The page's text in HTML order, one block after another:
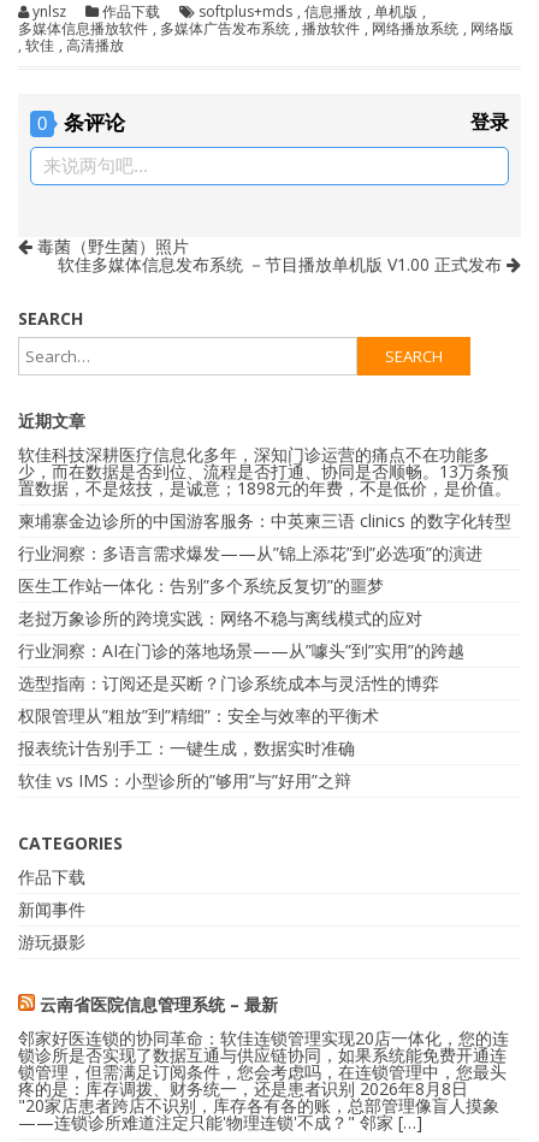
ynlsz 作品下载 softplus+mds , 信息播放 , 单机版 ,
多媒体信息播放软件 , 多媒体广告发布系统 , 播放软件 , 网络播放系统 , 网络版
, 软佳 , 高清播放
0 条评论 登录
来说两句吧...
毒菌（野生菌）照片
软佳多媒体信息发布系统 －节目播放单机版 V1.00 正式发布
SEARCH
近期文章
软佳科技深耕医疗信息化多年，深知门诊运营的痛点不在功能多
少，而在数据是否到位、流程是否打通、协同是否顺畅。13万条预
置数据，不是炫技，是诚意；1898元的年费，不是低价，是价值。
柬埔寨金边诊所的中国游客服务：中英柬三语 clinics 的数字化转型
行业洞察：多语言需求爆发——从”锦上添花”到”必选项”的演进
医生工作站一体化：告别”多个系统反复切”的噩梦
老挝万象诊所的跨境实践：网络不稳与离线模式的应对
行业洞察：AI在门诊的落地场景——从”噱头”到”实用”的跨越
选型指南：订阅还是买断？门诊系统成本与灵活性的博弈
权限管理从”粗放”到”精细”：安全与效率的平衡术
报表统计告别手工：一键生成，数据实时准确
软佳 vs IMS：小型诊所的”够用”与”好用”之辩
CATEGORIES
作品下载
新闻事件
游玩摄影
云南省医院信息管理系统 – 最新
邻家好医连锁的协同革命：软佳连锁管理实现20店一体化，您的连
锁诊所是否实现了数据互通与供应链协同，如果系统能免费开通连
锁管理，但需满足订阅条件，您会考虑吗，在连锁管理中，您最头
疼的是：库存调拨、财务统一，还是患者识别 2026年8月8日
"20家店患者跨店不识别，库存各有各的账，总部管理像盲人摸象
——连锁诊所难道注定只能'物理连锁'不成？" 邻家 […]